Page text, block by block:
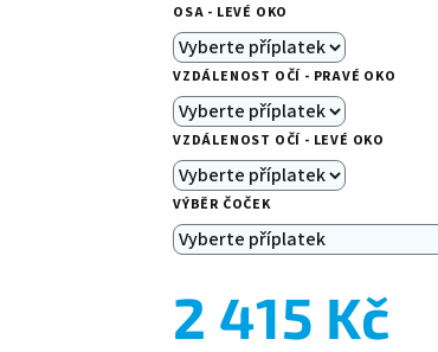
OSA - LEVÉ OKO
VZDÁLENOST OČÍ - PRAVÉ OKO
VZDÁLENOST OČÍ - LEVÉ OKO
VÝBĚR ČOČEK
2 415 Kč